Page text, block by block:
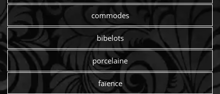
commodes
bibelots
porcelaine
faïence